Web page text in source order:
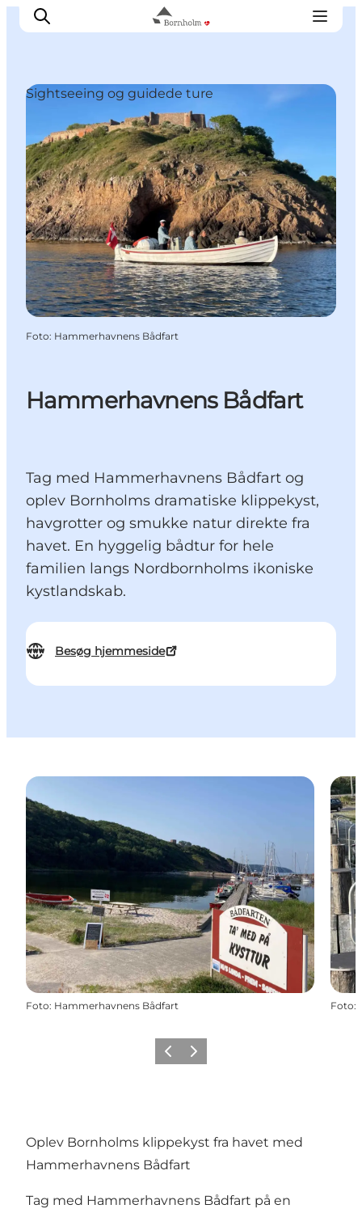
Se & opleve
Kyst & Natur
Øliv
Smag & sans
Rejse & ferieform
Planlæg din tur
Hammerhavnens Bådfart
Tag med Hammerhavnens Bådfart og
oplev Bornholms dramatiske klippekyst,
havgrotter og smukke natur direkte fra
havet. En hyggelig bådtur for hele
familien langs Nordbornholms ikoniske
kystlandskab.
Besøg hjemmeside
Sightseeing og guidede ture
Foto: Hammerhavnens Bådfart
Foto: Hammerhavnens Bådfart Foto:
ForrigeNæste
Oplev Bornholms klippekyst fra havet med
Hammerhavnens Bådfart
Tag med Hammerhavnens Bådfart på en